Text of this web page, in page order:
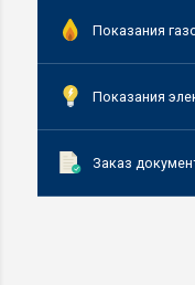
Показания
Показания
Заказ